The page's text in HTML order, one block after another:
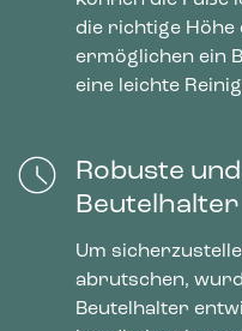
die richtige Höhe
ermöglichen ein
eine leichte
Robuste
Beutelhalter
Um
abrutschen,
Beutelhalter